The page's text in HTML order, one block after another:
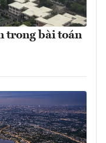
trong bài toán